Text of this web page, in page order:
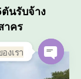
ตันรับจ้าง
าคร
งเรา
O